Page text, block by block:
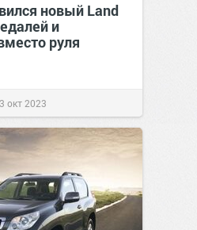
новый Land
и
руля
окт 2023